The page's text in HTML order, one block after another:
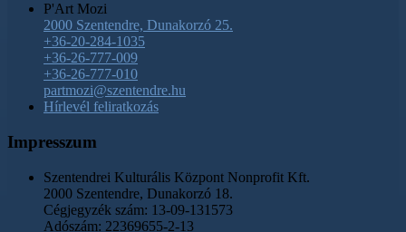
P'Art Mozi
2000 Szentendre, Dunakorzó 25.
+36-20-284-1035
+36-26-777-009
+36-26-777-010
partmozi@szentendre.hu
Hírlevél feliratkozás
Impresszum
Szentendrei Kulturális Központ Nonprofit Kft.
2000 Szentendre, Dunakorzó 18.
Cégjegyzék szám: 13-09-131573
Adószám: 22369655-2-13